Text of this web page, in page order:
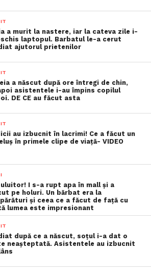
a murit la nastere, iar la cateva zile i-
laptopul. Barbatul le-a cerut
ajutorul prietenilor
a născut după ore întregi de chin,
asistentele i-au împins copilul
DE CE au făcut asta
au izbucnit în lacrimi! Ce a făcut un
în primele clipe de viață- VIDEO
uluitor! I s-a rupt apa în mall și a
pe holuri. Un bărbat era la
și ceea ce a făcut de față cu
lumea este impresionant
după ce a născut, soțul i-a dat o
neașteptată. Asistentele au izbucnit